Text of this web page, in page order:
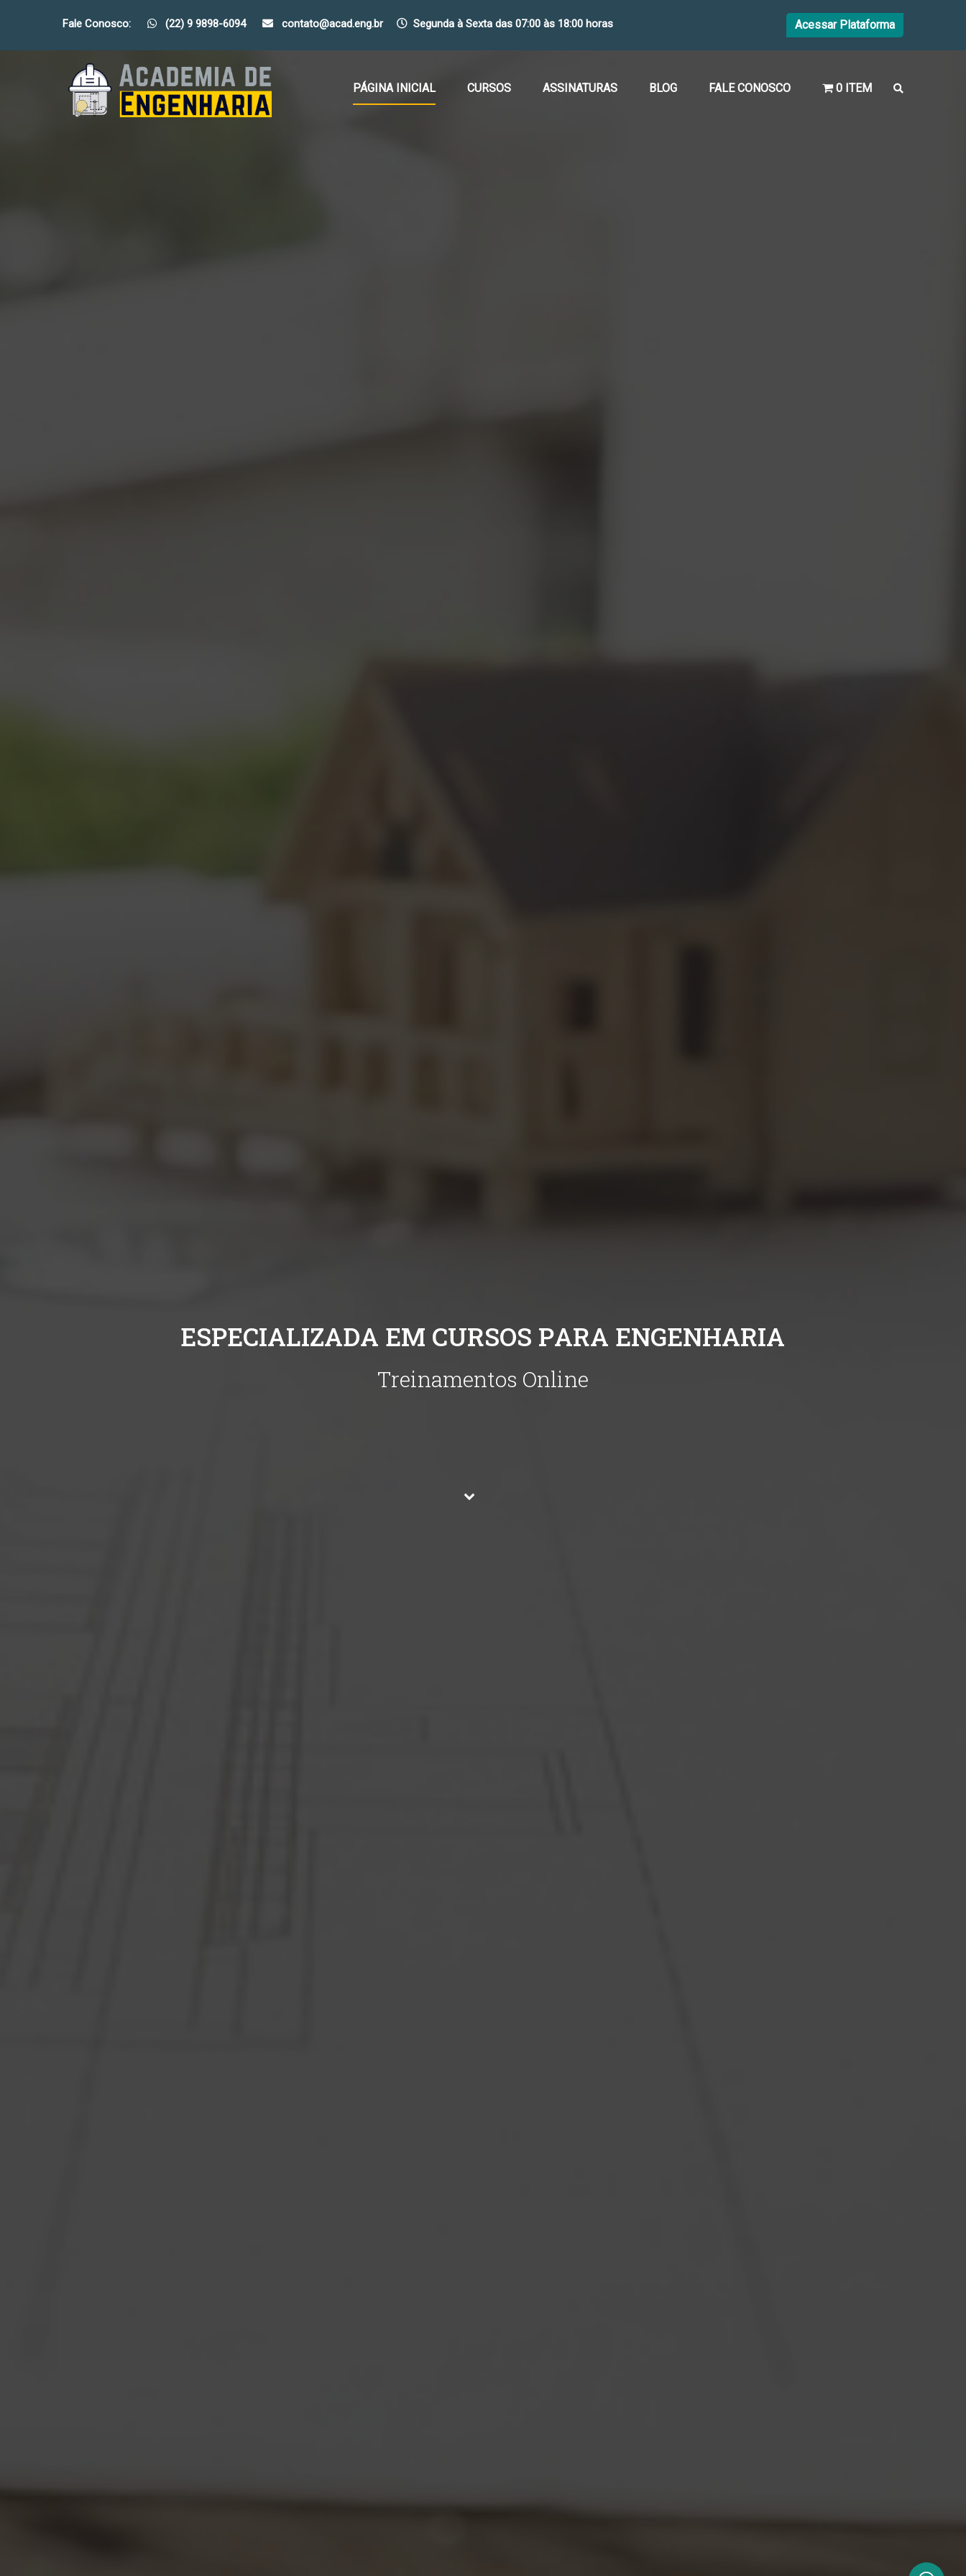
Fale Conosco: (22) 9 9898-6094 contato@acad.eng.br Segunda à Sexta das 07:00 às 18:00 horas Acessar Plataforma
PÁGINA INICIAL CURSOS ASSINATURAS BLOG FALE CONOSCO 0 ITEM
Treinamentos Online
ESPECIALIZADA EM CURSOS PARA ENGENHARIA